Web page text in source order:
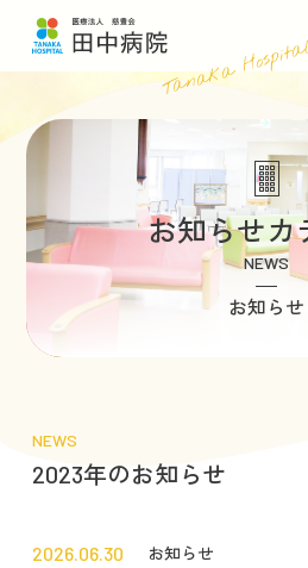
Tanaka
お知らせカ
NEWS
お知らせ
NEWS
2023年のお知らせ
2026.06.30 お知らせ